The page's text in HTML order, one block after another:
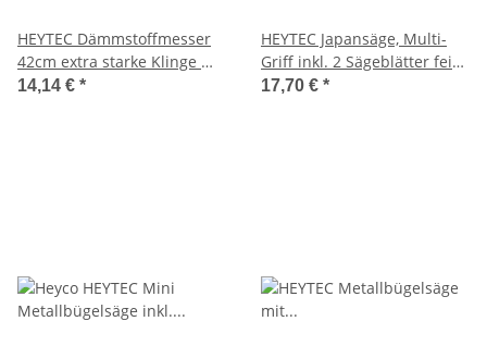
HEYTEC Dämmstoffmesser
42cm extra starke Klinge mit
Wellenschliff, Sägeschliff
14,14 € *
HEYTEC Japansäge, Multi-
Griff inkl. 2 Sägeblätter fein
und mittel, L 320mm
17,70 € *